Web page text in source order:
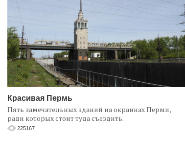
Красивая Пермь
Пять замечательных зданий на окраинах Перми,
ради которых стоит туда съездить.
225167